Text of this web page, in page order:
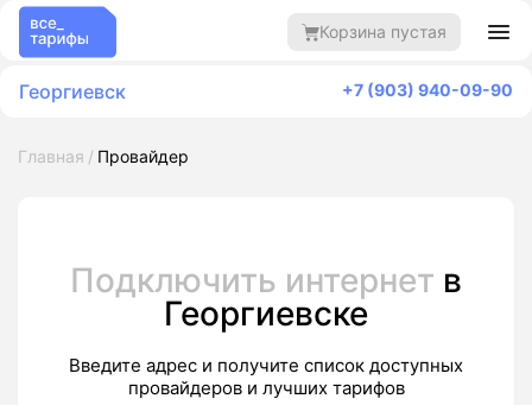
Корзина пустая
Георгиевск +7 (903) 940-09-90
Главная Провайдер
Подключить интернет в
Георгиевске
Введите адрес и получите список доступных
провайдеров и лучших тарифов